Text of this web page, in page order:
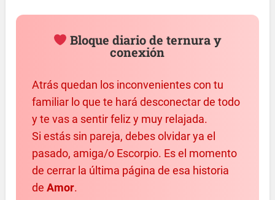
Bloque diario de ternura y
conexión
Atrás quedan los inconvenientes con tu
familiar lo que te hará desconectar de todo
y te vas a sentir feliz y muy relajada.
Si estás sin pareja, debes olvidar ya el
pasado, amiga/o Escorpio. Es el momento
de cerrar la última página de esa historia
deAmor.